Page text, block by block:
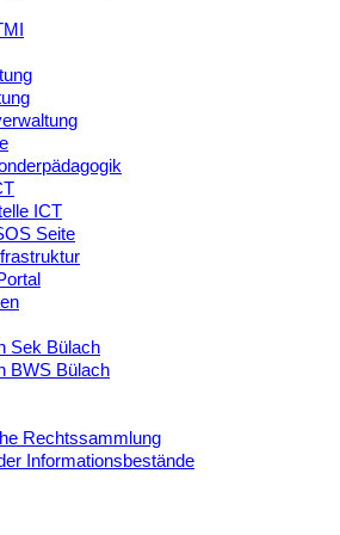
ICT
Seite
Sek Bülach
BWS Bülach
Rechtssammlung
Informationsbestände